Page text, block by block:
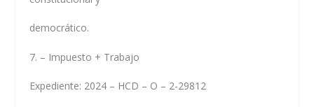
democrático.
7. – Impuesto + Trabajo
Expediente: 2024 – HCD – O – 2-29812